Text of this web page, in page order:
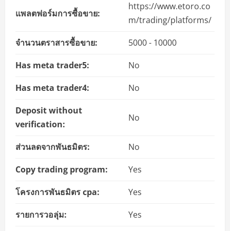
แพลตฟอร์มการซื้อขาย:
https://www.etoro.co
m/trading/platforms/
จำนวนตราสารซื้อขาย:
5000 - 10000
Has meta trader5:
No
Has meta trader4:
No
Deposit without
verification:
No
ส่วนลดจากพันธมิตร:
No
Copy trading program:
Yes
โครงการพันธมิตร cpa:
Yes
รายการวอลุ่ม:
Yes